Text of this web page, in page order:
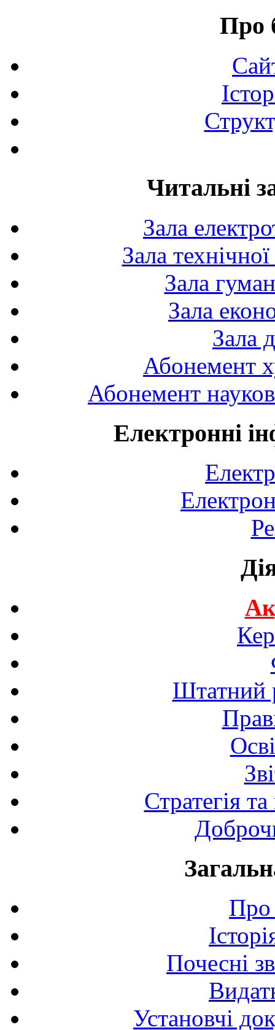
Про
Читальні
Зала
Зала
Зала
Зала
Зала
Абонемент
Абонемент
Електронні
Штатний
Стратегія
Про
Почесні
Установчі